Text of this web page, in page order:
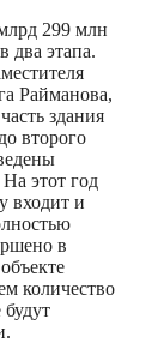
299 млн
два этапа.
Райманова,
здания
второго
этот год
входит и
в
количество
будут